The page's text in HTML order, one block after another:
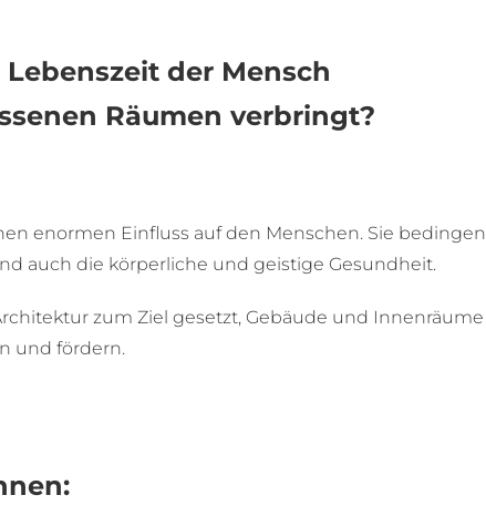
der Mensch
Räumen verbringt?
enormen Einfluss auf den Menschen. Sie bedingen
auch die körperliche und geistige Gesundheit.
zum Ziel gesetzt, Gebäude und Innenräume
und fördern.